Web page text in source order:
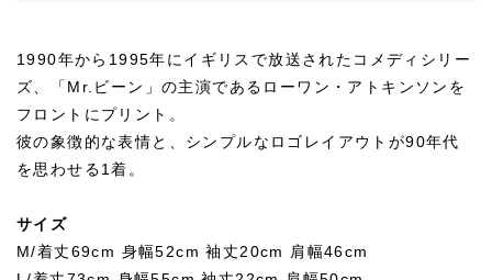
1990年から1995年にイギリスで放送されたコメディシリー
ズ、「Mr.ビーン」の主演であるローワン・アトキンソンを
フロントにプリント。
彼の象徴的な表情と、シンプルなロゴレイアウトが90年代
を思わせる1着。
サイズ
M/着丈69cm 身幅52cm 袖丈20cm 肩幅46cm